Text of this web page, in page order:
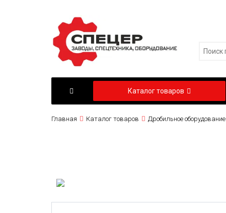
Каталог товаров
Главная Каталог товаров Дробильное оборудование